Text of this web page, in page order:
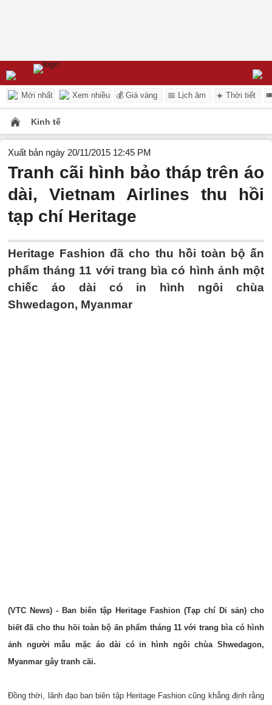
Mới nhất Xem nhiều 💰 Giá vàng 📅 Lịch âm ☀️ Thời tiết
Kinh tế
Xuất bản ngày 20/11/2015 12:45 PM
Tranh cãi hình bảo tháp trên áo
dài, Vietnam Airlines thu hồi
tạp chí Heritage
Heritage Fashion đã cho thu hồi toàn bộ ấn
phẩm tháng 11 với trang bìa có hình ảnh một
chiếc áo dài có in hình ngôi chùa
Shwedagon, Myanmar
(VTC News) - Ban biên tập Heritage Fashion (Tạp chí Di sản) cho
biết đã cho thu hồi toàn bộ ấn phẩm tháng 11 với trang bìa có hình
ảnh người mẫu mặc áo dài có in hình ngôi chùa Shwedagon,
Myanmar gây tranh cãi.
Đồng thời, lãnh đạo ban biên tập Heritage Fashion cũng khẳng định rằng